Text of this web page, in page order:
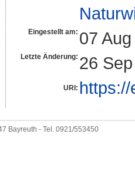
Eingestellt am: 07
Letzte Änderung: 26
URI:
Bayreuth - Tel. 0921/553450